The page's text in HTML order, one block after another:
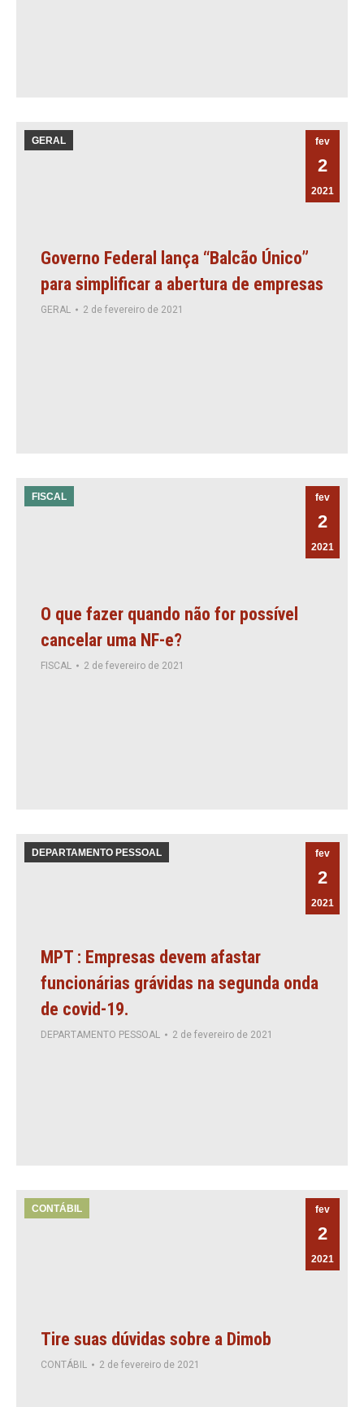
fev
2
2021
GERAL
Governo Federal lança “Balcão Único”
para simplificar a abertura de empresas
GERAL 2 de fevereiro de 2021
fev
2
2021
FISCAL
O que fazer quando não for possível
cancelar uma NF-e?
FISCAL 2 de fevereiro de 2021
fev
2
2021
DEPARTAMENTO PESSOAL
MPT : Empresas devem afastar
funcionárias grávidas na segunda onda
de covid-19.
DEPARTAMENTO PESSOAL 2 de fevereiro de 2021
fev
2
2021
CONTÁBIL
Tire suas dúvidas sobre a Dimob
CONTÁBIL 2 de fevereiro de 2021